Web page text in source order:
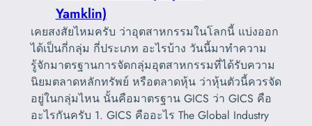
Yamklin)
เคยสงสัยไหมครับ ว่าอุตสาหกรรมในโลกนี้ แบ่งออก
ได้เป็นกี่กลุ่ม กี่ประเภท อะไรบ้าง วันนี้มาทำความ
รู้จักมาตรฐานการจัดกลุ่มอุตสาหกรรมที่ได้รับความ
นิยมตลาดหลักทรัพย์ หรือตลาดหุ้น ว่าหุ้นตัวนี้ควรจัด
อยู่ในกลุ่มไหน นั้นคือมาตรฐาน GICS ว่า GICS คือ
อะไรกันครับ 1. GICS คืออะไร The Global Industry